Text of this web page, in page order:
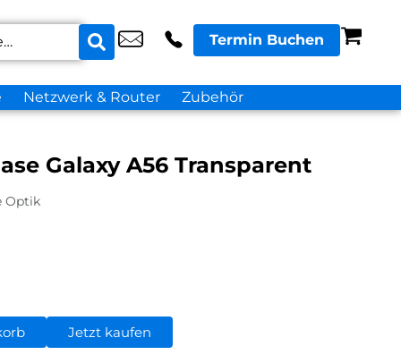
Termin Buchen
Netzwerk & Router Zubehör
Galaxy A56 Transparent
Optik
Jetzt kaufen